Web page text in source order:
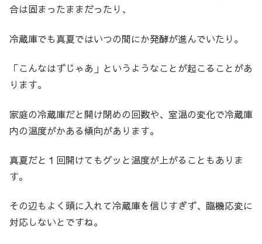
合は固まったままだったり、
冷蔵庫でも真夏ではいつの間にか発酵が進んでいたり。
「こんなはずじゃあ」というようなことが起こることがあ
ります。
家庭の冷蔵庫だと開け閉めの回数や、室温の変化で冷蔵庫
内の温度がかある傾向があります。
真夏だと１回開けてもグッと温度が上がることもありま
す。
その辺もよく頭に入れて冷蔵庫を信じすぎず、臨機応変に
対応しないとですね。